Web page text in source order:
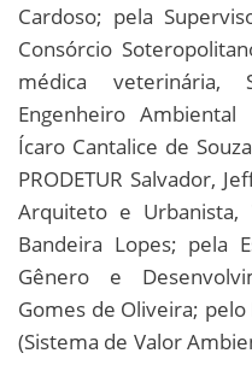
Cardoso; pela
Consórcio
médica veterinária,
Engenheiro
Ícaro Cantalice de
PRODETUR Salvador,
Arquiteto e Urbanista,
Bandeira Lopes; pela
Gênero e
Gomes de Oliveira;
(Sistema de Valor